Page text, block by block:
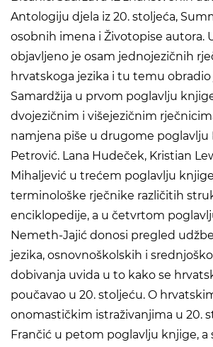
Antologiju djela iz 20. stoljeća,
osobnih imena i Životopise autora.
objavljeno je osam jednojezičnih
hrvatskoga jezika i tu temu obradio
Samardžija u prvom poglavlju
dvojezičnim i višejezičnim
namjena piše u drugome poglavlju
Petrović. Lana Hudeček, Kristian
Mihaljević u trećem poglavlju
terminološke rječnike različitih
enciklopedije, a u četvrtom
Nemeth-Jajić donosi pregled
jezika, osnovnoškolskih i
dobivanja uvida u to kako se
poučavao u 20. stoljeću. O
onomastičkim istraživanjima u 20.
Frančić u petom poglavlju knjige, a